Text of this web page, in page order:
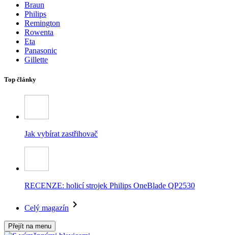
Braun
Philips
Remington
Rowenta
Eta
Panasonic
Gillette
Top články
Jak vybírat zastřihovač
RECENZE: holicí strojek Philips OneBlade QP2530
Celý magazín
Přejít na menu